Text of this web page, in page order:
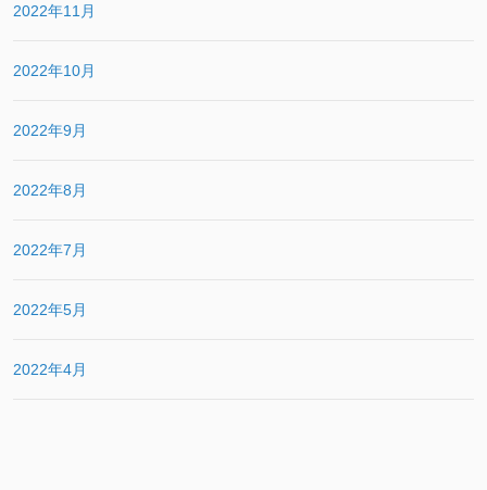
2022年11月
2022年10月
2022年9月
2022年8月
2022年7月
2022年5月
2022年4月